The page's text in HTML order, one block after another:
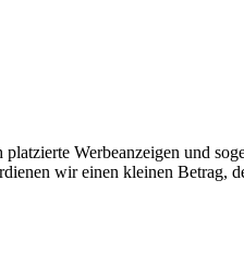
platzierte Werbeanzeigen und
wir einen kleinen Betrag,